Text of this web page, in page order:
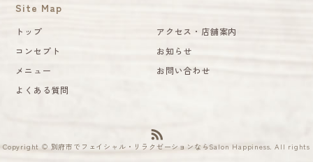
Site Map
トップ
コンセプト
メニュー
よくある質問
アクセス・店舗案内
お知らせ
お問い合わせ
Copyright © 別府市でフェイシャル・リラクゼーションならSalon Happiness. All rights